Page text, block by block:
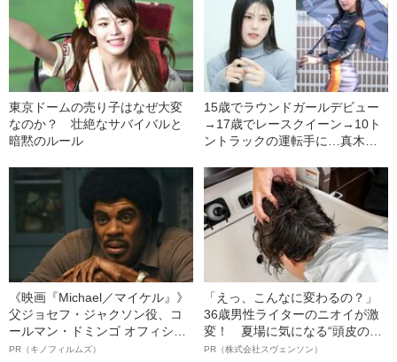
東京ドームの売り子はなぜ大変
なのか？ 壮絶なサバイバルと
暗黙のルール
15歳でラウンドガールデビュー
→17歳でレースクイーン→10ト
ントラックの運転手に…真木し
丈”人生
《映画『Michael／マイケル』》
父ジョセフ・ジャクソン役、コ
ールマン・ドミンゴ オフィシャ
ルインタビュー“観客を魅了した
PR（キノフィルムズ）
「えっ、こんなに変わるの？」
36歳男性ライターのニオイが激
変！ 夏場に気になる“頭皮のニ
オイ”や“ベタつき”を解消す
PR（株式会社スヴェンソン）